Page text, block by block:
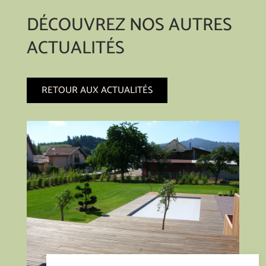
DÉCOUVREZ NOS AUTRES
ACTUALITÉS
RETOUR AUX ACTUALITÉS